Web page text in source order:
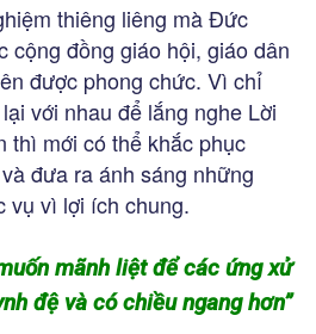
thiêng liêng mà Đức
cộng đồng giáo hội, giáo dân
được phong chức. Vì chỉ
với nhau để lắng nghe Lời
thì mới có thể khắc phục
đưa ra ánh sáng những
vụ vì lợi ích chung.
mãnh liệt để các ứng xử
đệ và có chiều ngang hơn”